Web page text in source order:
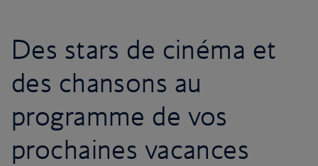
Des stars de cinéma et
des chansons au
programme de vos
prochaines vacances